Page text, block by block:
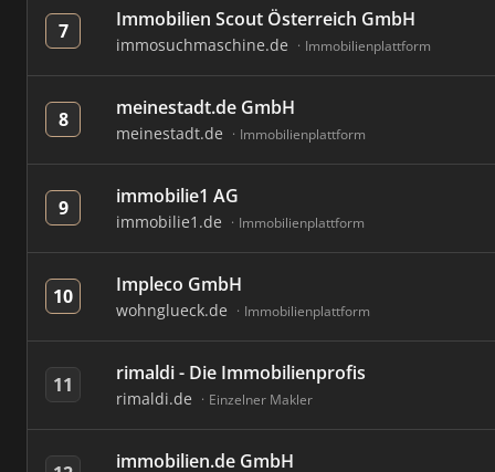
7 Immobilien Scout Österreich GmbH
immosuchmaschine.de Immobilienplattform
8 meinestadt.de GmbH
meinestadt.de Immobilienplattform
9 immobilie1 AG
immobilie1.de Immobilienplattform
10 Impleco GmbH
wohnglueck.de Immobilienplattform
11 rimaldi - Die Immobilienprofis
rimaldi.de Einzelner Makler
immobilien.de GmbH